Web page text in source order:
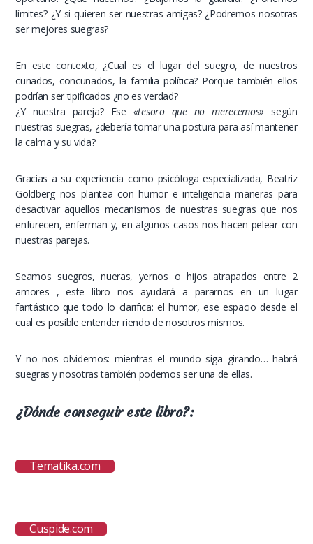
límites? ¿Y si quieren ser nuestras amigas? ¿Podremos nosotras
ser mejores suegras?
En este contexto, ¿Cual es el lugar del suegro, de nuestros
cuñados, concuñados, la familia política? Porque también ellos
podrían ser tipificados ¿no es verdad?
¿Y nuestra pareja? Ese «tesoro que no merecemos» según
nuestras suegras, ¿debería tomar una postura para así mantener
la calma y su vida?
Gracias a su experiencia como psicóloga especializada, Beatriz
Goldberg nos plantea con humor e inteligencia maneras para
desactivar aquellos mecanismos de nuestras suegras que nos
enfurecen, enferman y, en algunos casos nos hacen pelear con
nuestras parejas.
Seamos suegros, nueras, yernos o hijos atrapados entre 2
amores , este libro nos ayudará a pararnos en un lugar
fantástico que todo lo clarifica: el humor, ese espacio desde el
cual es posible entender riendo de nosotros mismos.
Y no nos olvidemos: mientras el mundo siga girando… habrá
suegras y nosotras también podemos ser una de ellas.
¿Dónde conseguir este libro?:
Tematika.com
Cuspide.com